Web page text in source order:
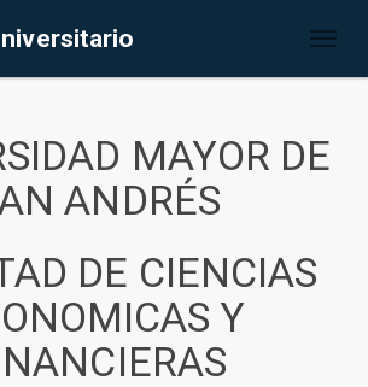
MAYOR DE
ANDRÉS
DE CIENCIAS
Y